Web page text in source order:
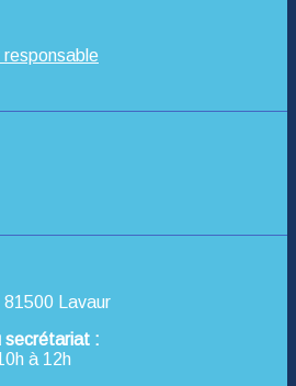
responsable
Lavaur
secrétariat :
à 12h